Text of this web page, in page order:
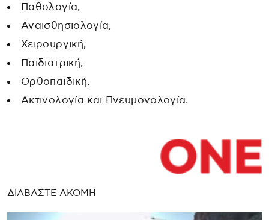
Παθολογία,
Αναισθησιολογία,
Χειρουργική,
Παιδιατρική,
Ορθοπαιδική,
Ακτινολογία και Πνευμονολογία.
ΔΙΑΒΑΣΤΕ ΑΚΟΜΗ